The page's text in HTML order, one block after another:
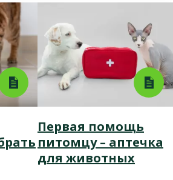
Первая помощь
питомцу – аптечка
для животных